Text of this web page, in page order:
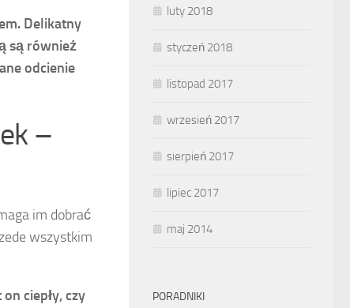
Delikatny
są również
odcienie
–
im dobrać
wszystkim
ciepły, czy
luty 2018
styczeń 2018
listopad 2017
wrzesień 2017
sierpień 2017
lipiec 2017
maj 2014
PORADNIKI